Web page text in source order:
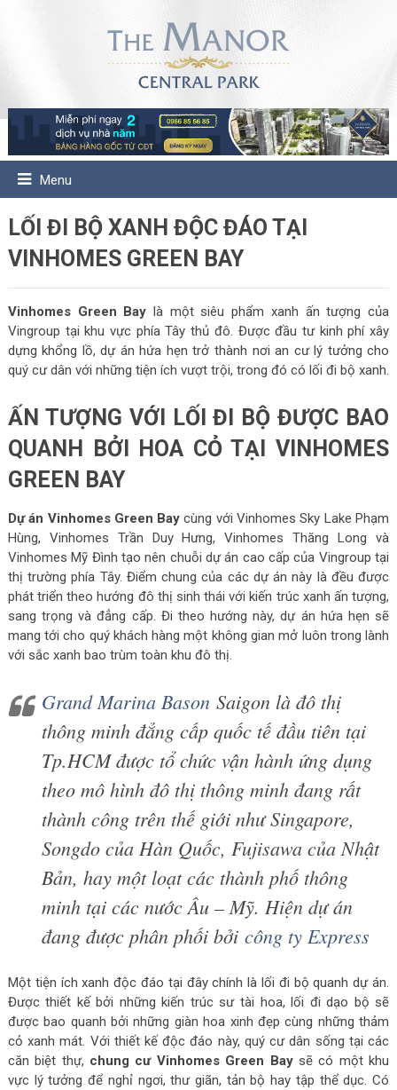
Menu
LỐI ĐI BỘ XANH ĐỘC ĐÁO TẠI
VINHOMES GREEN BAY
Vinhomes Green Bay là một siêu phẩm xanh ấn tượng của
Vingroup tại khu vực phía Tây thủ đô. Được đầu tư kinh phí xây
dựng khổng lồ, dự án hứa hẹn trở thành nơi an cư lý tưởng cho
quý cư dân với những tiện ích vượt trội, trong đó có lối đi bộ xanh.
ẤN TƯỢNG VỚI LỐI ĐI BỘ ĐƯỢC BAO
QUANH BỞI HOA CỎ TẠI VINHOMES
GREEN BAY
Dự án Vinhomes Green Bay cùng với Vinhomes Sky Lake Phạm
Hùng, Vinhomes Trần Duy Hưng, Vinhomes Thăng Long và
Vinhomes Mỹ Đình tạo nên chuỗi dự án cao cấp của Vingroup tại
thị trường phía Tây. Điểm chung của các dự án này là đều được
phát triển theo hướng đô thị sinh thái với kiến trúc xanh ấn tượng,
sang trọng và đẳng cấp. Đi theo hướng này, dự án hứa hẹn sẽ
mang tới cho quý khách hàng một không gian mở luôn trong lành
với sắc xanh bao trùm toàn khu đô thị.
Grand Marina BasonSaigon là đô thị
thông minh đẳng cấp quốc tế đầu tiên tại
Tp.HCM được tổ chức vận hành ứng dụng
theo mô hình đô thị thông minh đang rất
thành công trên thế giới như Singapore,
Songdo của Hàn Quốc, Fujisawa của Nhật
Bản, hay một loạt các thành phố thông
minh tại các nước Âu – Mỹ. Hiện dự án
đang được phân phối bởi công ty Express
Một tiện ích xanh độc đáo tại đây chính là lối đi bộ quanh dự án.
Được thiết kế bởi những kiến trúc sư tài hoa, lối đi dạo bộ sẽ
được bao quanh bởi những giàn hoa xinh đẹp cùng những thảm
cỏ xanh mát. Với thiết kế độc đáo này, quý cư dân sống tại các
căn biệt thự, chung cư Vinhomes Green Baysẽ có một khu
vực lý tưởng để nghỉ ngơi, thư giãn, tản bộ hay tập thể dục. Có